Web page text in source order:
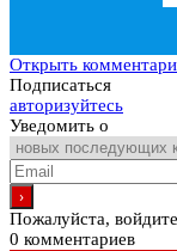
Открыть
Подписаться
авторизуйтесь
Уведомить о
Пожалуйста,
0 комментариев